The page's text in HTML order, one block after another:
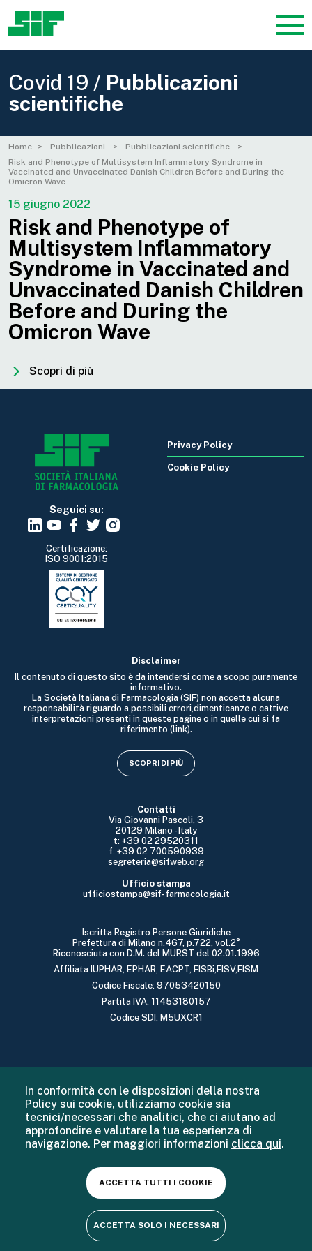
Covid 19 / Pubblicazioni
scientifiche
Home Pubblicazioni
Pubblicazioni scientifiche
Risk and Phenotype of Multisystem Inflammatory Syndrome in
Vaccinated and Unvaccinated Danish Children Before and During the
Omicron Wave
15 giugno 2022
Risk and Phenotype of
Multisystem Inflammatory
Syndrome in Vaccinated and
Unvaccinated Danish Children
Before and During the
Omicron Wave
Scopri di più
Seguici su:
Certificazione:
ISO 9001:2015
Contatti
Via Giovanni Pascoli, 3
20129 Milano - Italy
t: +39 02 29520311
f: +39 02 700590939
segreteria@sifweb.org
Ufficio stampa
ufficiostampa@sif-farmacologia.it
Iscritta Registro Persone Giuridiche
Prefettura di Milano n.467, p.722, vol.2°
Riconosciuta con D.M. del MURST del 02.01.1996
Affiliata IUPHAR, EPHAR, EACPT, FISBi,FISV,FISM
Codice Fiscale: 97053420150
Partita IVA: 11453180157
Codice SDI: M5UXCR1
Disclaimer
Il contenuto di questo sito è da intendersi come a scopo puramente
informativo.
La Società Italiana di Farmacologia (SIF) non accetta alcuna
responsabilità riguardo a possibili errori,dimenticanze o cattive
interpretazioni presenti in queste pagine o in quelle cui si fa
riferimento (link).
SCOPRI DI PIÙ
Privacy Policy
Cookie Policy
In conformità con le disposizioni della nostra
Policy sui cookie, utilizziamo cookie sia
tecnici/necessari che analitici, che ci aiutano ad
approfondire e valutare la tua esperienza di
navigazione. Per maggiori informazioni clicca qui.
ACCETTA SOLO I NECESSARI
ACCETTA TUTTI I COOKIE